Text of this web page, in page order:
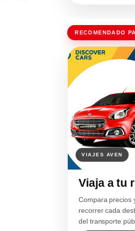
RECOMENDADO
Viaja a tu
Compara precios
recorrer cada
del transporte